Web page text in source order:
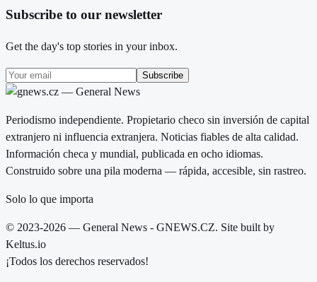
Subscribe to our newsletter
Get the day's top stories in your inbox.
Subscribe
Periodismo independiente. Propietario checo sin inversión de capital
extranjero ni influencia extranjera. Noticias fiables de alta calidad.
Información checa y mundial, publicada en ocho idiomas.
Construido sobre una pila moderna — rápida, accesible, sin rastreo.
Solo lo que importa
© 2023-2026 — General News - GNEWS.CZ. Site built by
Keltus.io
¡Todos los derechos reservados!